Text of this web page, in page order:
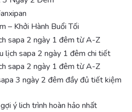
– Khởi Hành Buổi Tối
sapa 2 ngày 1 đêm từ A-Z
lịch sapa 2 ngày 1 đêm chi tiết
sapa 2 ngày 1 đêm từ A-Z
3 ngày 2 đêm đầy đủ tiết kiệm
ý lich trình hoàn hảo nhất